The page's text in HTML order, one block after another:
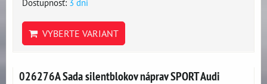
Dostupnosť: 3 dni
VYBERTE VARIANT
026276A Sada silentblokov náprav SPORT Audi